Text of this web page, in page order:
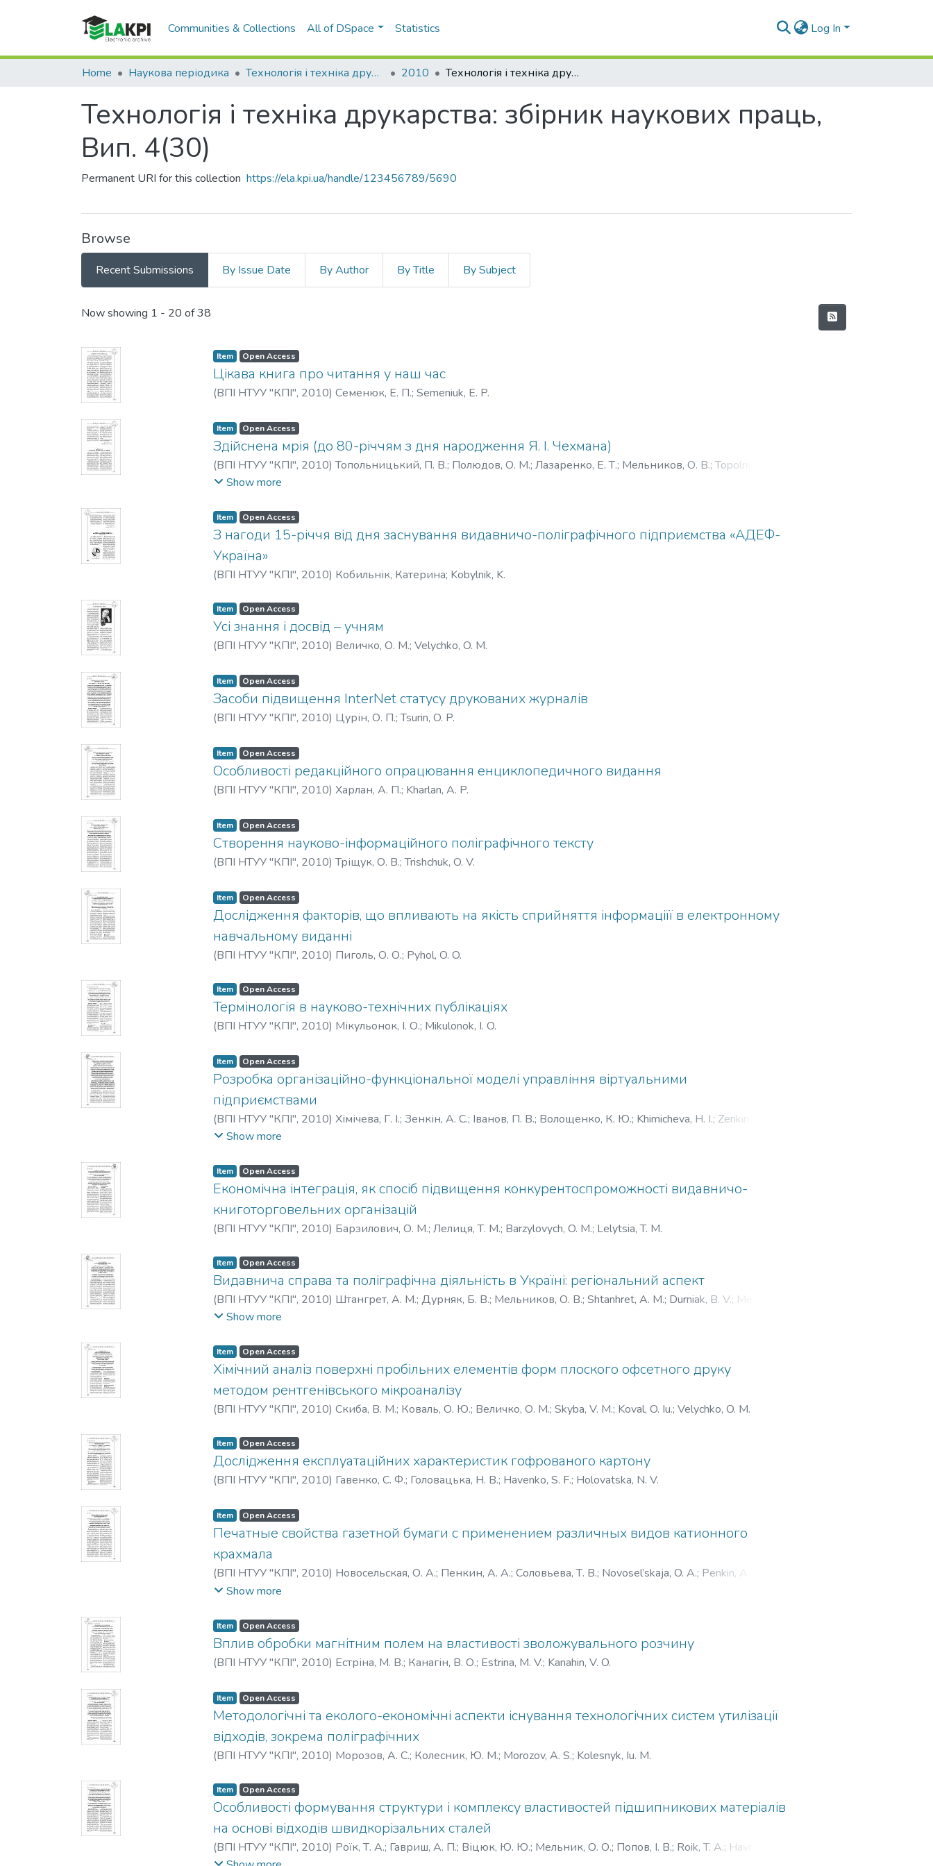
Communities & Collections All of DSpace Statistics Log In
Home Наукова періодика Технологія і техніка друкарства 2010 Технологія і техніка друкарства: збірник наукових праць, Вип. 4(30)
Технологія і техніка друкарства: збірник наукових праць,
Вип. 4(30)
Permanent URI for this collection https://ela.kpi.ua/handle/123456789/5690
Browse
Recent Submissions By Issue Date By Author By Title By Subject
Recent Submissions
Now showing 1 - 20 of 38
Item Open Access
Цікава книга про читання у наш час
(ВПІ НТУУ "КПІ", 2010) Семенюк, Е. П.; Semeniuk, E. P.
Item Open Access
Здійснена мрія (до 80-річчям з дня народження Я. І. Чехмана)
(ВПІ НТУУ "КПІ", 2010)Топольницький, П. В.; Полюдов, О. М.; Лазаренко, Е. Т.; Мельников, О. В.;Topolnytskyi,
P. V.;Poliudov, O. M.
Show more
Item Open Access
З нагоди 15-річчя від дня заснування видавничо-поліграфічного підприємства «АДЕФ-
Україна»
(ВПІ НТУУ "КПІ", 2010) Кобильнік, Катерина; Kobylnik, K.
Item Open Access
Усі знання і досвід – учням
(ВПІ НТУУ "КПІ", 2010) Величко, О. М.; Velychko, O. M.
Item Open Access
Засоби підвищення InterNet статусу друкованих журналів
(ВПІ НТУУ "КПІ", 2010) Цурін, О. П.;Tsurin, O. P.
Item Open Access
Особливості редакційного опрацювання енциклопедичного видання
(ВПІ НТУУ "КПІ", 2010) Харлан, А. П.; Kharlan, A. P.
Item Open Access
Створення науково-інформаційного поліграфічного тексту
(ВПІ НТУУ "КПІ", 2010)Тріщук, О. В.;Trishchuk, O. V.
Item Open Access
Дослідження факторів, що впливають на якість сприйняття інформаціїї в електронному
навчальному виданні
(ВПІ НТУУ "КПІ", 2010) Пиголь, О. О.; Pyhol, O. O.
Item Open Access
Термінологія в науково-технічних публікаціях
(ВПІ НТУУ "КПІ", 2010) Мікульонок, І. О.; Mikulonok, I. O.
Item Open Access
Розробка організаційно-функціональної моделі управління віртуальними
підприємствами
(ВПІ НТУУ "КПІ", 2010) Хімічева, Г. І.; Зенкін, А. С.; Іванов, П. В.; Волощенко, К. Ю.; Khimicheva, H. I.; Zenkin, A. S.
Ivanov, P. V.;Voloshchenko, K. Iu.
Show more
Item Open Access
Економічна інтеграція, як спосіб підвищення конкурентоспроможності видавничо-
книготорговельних організацій
(ВПІ НТУУ "КПІ", 2010) Барзилович, О. М.; Лелиця, Т. M.; Barzylovych, O. M.; Lelytsia, T. M.
Item Open Access
Видавнича справа та поліграфічна діяльність в Україні: регіональний аспект
(ВПІ НТУУ "КПІ", 2010) Штангрет, А. М.; Дурняк, Б. В.; Мельников, О. В.; Shtanhret, A. M.; Durniak, B. V.; Melnykov,
O. V.Show more
Item Open Access
Хімічний аналіз поверхні пробільних елементів форм плоского офсетного друку
методом рентгенівського мікроаналізу
(ВПІ НТУУ "КПІ", 2010) Скиба, В. М.; Коваль, О. Ю.; Величко, О. М.; Skyba, V. M.; Koval, O. Iu.; Velychko, O. M.
Item Open Access
Дослідження експлуатаційних характеристик гофрованого картону
(ВПІ НТУУ "КПІ", 2010) Гавенко, С. Ф.; Головацька, Н. В.; Havenko, S. F.; Holovatska, N. V.
Item Open Access
Печатные свойства газетной бумаги с применением различных видов катионного
крахмала
(ВПІ НТУУ "КПІ", 2010) Новосельская, О. А.; Пенкин, А. А.; Соловьева, Т. В.; Novosel’skaja, O. A.; Penkin, A. A.
Solov’eva, T. V.
Show more
Item Open Access
Вплив обробки магнітним полем на властивості зволожувального розчину
(ВПІ НТУУ "КПІ", 2010) Естріна, М. В.; Канагін, В. О.; Estrina, M. V.; Kanahin, V. O.
Item Open Access
Методологічні та еколого-економічні аспекти існування технологічних систем утилізації
відходів, зокрема поліграфічних
(ВПІ НТУУ "КПІ", 2010) Морозов, А. С.; Колесник, Ю. М.; Morozov, A. S.; Kolesnyk, Iu. M.
Item Open Access
Особливості формування структури і комплексу властивостей підшипникових матеріалів
на основі відходів швидкорізальних сталей
(ВПІ НТУУ "КПІ", 2010) Роїк, Т. А.; Гавриш, А. П.; Віцюк, Ю. Ю.; Мельник, О. О.; Попов, І. В.; Roik, T. A.; Havrysh, A.